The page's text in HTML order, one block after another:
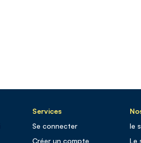
Services
Se connecter
Créer un compte
le
Le